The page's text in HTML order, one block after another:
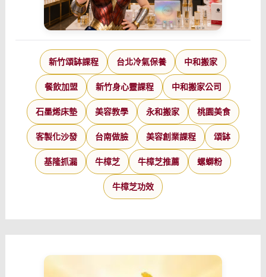
新竹頌缽課程 台北冷氣保養 中和搬家
餐飲加盟 新竹身心靈課程 中和搬家公司
石墨烯床墊 美容教學 永和搬家 桃園美食
客製化沙發 台南做臉 美容創業課程 頌缽
基隆抓漏 牛樟芝 牛樟芝推薦 螺螄粉
牛樟芝功效